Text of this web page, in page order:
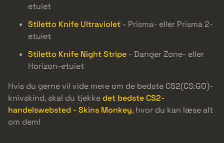
etuiet
Stiletto Knife Ultraviolet - Prisma- eller Prisma 2-
etuiet
Stiletto Knife Night Stripe - Danger Zone- eller
Horizon-etuiet
Hvis du gerne vil vide mere om de bedste CS2(CS:GO)-
knivskind, skal du tjekkedet bedste CS2-
handelswebsted - Skins Monkey, hvor du kan læse alt
om dem!